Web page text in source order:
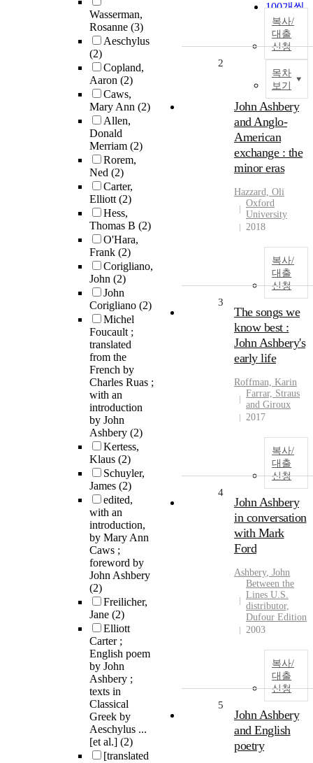
Wasserman,
Rosanne (3)
Aeschylus
(2)
Copland,
Aaron (2)
Caws,
Mary Ann (2)
Allen,
Donald
Merriam (2)
Rorem,
Ned (2)
Carter,
Elliott(2)
Hess,
Thomas B (2)
O'Hara,
Frank (2)
Corigliano,
John (2)
John
Corigliano (2)
Michel
Foucault ;
translated
from the
French by
Charles Ruas ;
with an
introduction
by John
Ashbery (2)
Kertess,
Klaus (2)
Schuyler,
James (2)
edited,
with an
introduction,
by Mary Ann
Caws ;
foreword by
John Ashbery
(2)
Freilicher,
Jane (2)
Elliott
Carter ;
English poem
by John
Ashbery ;
texts in
Classical
Greek by
Aeschylus ...
[et al.] (2)
[translated
100개씩
출력
복사/
대출
신청
목차
보기
2
John Ashbery
and Anglo-
American
exchange : the
minor eras
Hazzard, Oli
Oxford
University
2018
복사/
대출
신청
3
The songs we
know best :
John Ashbery's
early life
Roffman, Karin
Farrar, Straus
and Giroux
2017
복사/
대출
신청
4
John Ashbery
in conversation
with Mark
Ford
Ashbery, John
Between the
Lines U.S.
distributor,
Dufour Edition
2003
복사/
대출
신청
5
John Ashbery
and English
poetry